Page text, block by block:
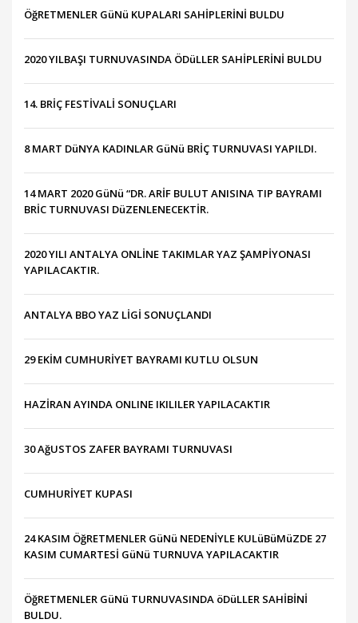
ÖğRETMENLER GüNü KUPALARI SAHİPLERİNİ BULDU
2020 YILBAŞI TURNUVASINDA ÖDüLLER SAHİPLERİNİ BULDU
14. BRİÇ FESTİVALİ SONUÇLARI
8 MART DüNYA KADINLAR GüNü BRİÇ TURNUVASI YAPILDI.
14 MART 2020 GüNü “DR. ARİF BULUT ANISINA TIP BAYRAMI
BRİC TURNUVASI DüZENLENECEKTİR.
2020 YILI ANTALYA ONLİNE TAKIMLAR YAZ ŞAMPİYONASI
YAPILACAKTIR.
ANTALYA BBO YAZ LİGİ SONUÇLANDI
29 EKİM CUMHURİYET BAYRAMI KUTLU OLSUN
HAZİRAN AYINDA ONLINE IKILILER YAPILACAKTIR
30 AğUSTOS ZAFER BAYRAMI TURNUVASI
CUMHURİYET KUPASI
24 KASIM ÖğRETMENLER GüNü NEDENİYLE KULüBüMüZDE 27
KASIM CUMARTESİ GüNü TURNUVA YAPILACAKTIR
ÖğRETMENLER GüNü TURNUVASINDA öDüLLER SAHİBİNİ
BULDU.